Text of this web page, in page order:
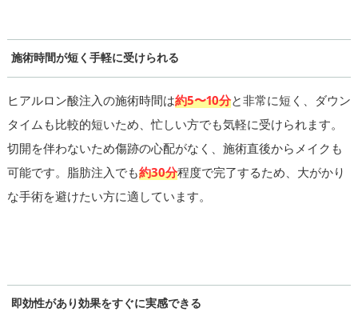
施術時間が短く手軽に受けられる
ヒアルロン酸注入の施術時間は約5〜10分と非常に短く、ダウン
タイムも比較的短いため、忙しい方でも気軽に受けられます。
切開を伴わないため傷跡の心配がなく、施術直後からメイクも
可能です。脂肪注入でも約30分程度で完了するため、大がかり
な手術を避けたい方に適しています。
即効性があり効果をすぐに実感できる